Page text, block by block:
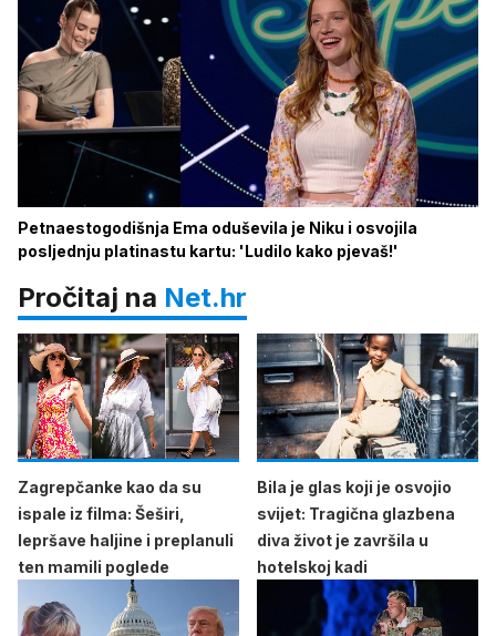
Petnaestogodišnja Ema oduševila je Niku i osvojila
posljednju platinastu kartu: 'Ludilo kako pjevaš!'
Pročitaj na Net.hr
Zagrepčanke kao da su
ispale iz filma: Šeširi,
lepršave haljine i preplanuli
ten mamili poglede
Bila je glas koji je osvojio
svijet: Tragična glazbena
diva život je završila u
hotelskoj kadi